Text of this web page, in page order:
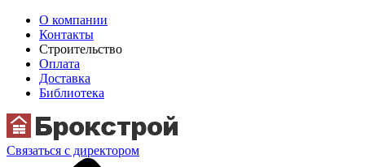
О компании
Контакты
Строительство
Оплата
Доставка
Библиотека
Связаться с директором